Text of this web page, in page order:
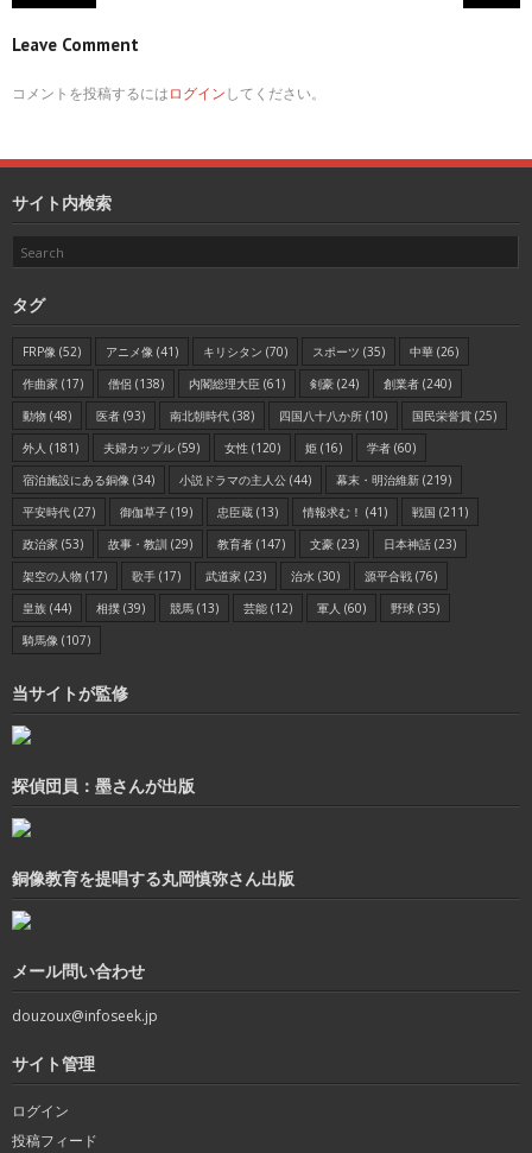
Leave Comment
コメントを投稿するにはログインしてください。
サイト内検索
タグ
FRP像 (52) アニメ像 (41) キリシタン (70) スポーツ (35) 中華 (26)
作曲家 (17) 僧侶 (138) 内閣総理大臣 (61) 剣豪 (24) 創業者 (240)
動物 (48) 医者 (93) 南北朝時代 (38) 四国八十八か所 (10) 国民栄誉賞 (25)
外人 (181) 夫婦カップル (59) 女性 (120) 姫 (16) 学者 (60)
宿泊施設にある銅像 (34) 小説ドラマの主人公 (44) 幕末・明治維新 (219)
平安時代 (27) 御伽草子 (19) 忠臣蔵 (13) 情報求む！ (41) 戦国 (211)
政治家 (53) 故事・教訓 (29) 教育者 (147) 文豪 (23) 日本神話 (23)
架空の人物 (17) 歌手 (17) 武道家 (23) 治水 (30) 源平合戦 (76)
皇族 (44) 相撲 (39) 競馬 (13) 芸能 (12) 軍人 (60) 野球 (35)
騎馬像 (107)
当サイトが監修
探偵団員：墨さんが出版
銅像教育を提唱する丸岡慎弥さん出版
メール問い合わせ
douzoux@infoseek.jp
サイト管理
ログイン
投稿フィード